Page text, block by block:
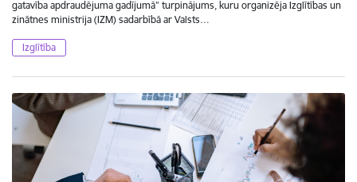
gatavība apdraudējuma gadījumā” turpinājums, kuru organizēja Izglītības un
zinātnes ministrija (IZM) sadarbībā ar Valsts…
Izglītība